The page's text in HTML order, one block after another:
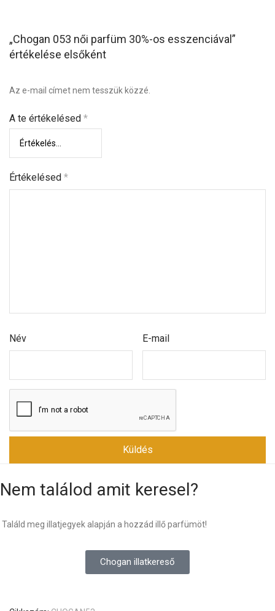
„Chogan 053 női parfüm 30%-os esszenciával”
értékelése elsőként
Az e-mail címet nem tesszük közzé.
A te értékelésed *
Értékelésed *
Név E-mail
Nem találod amit keresel?
Találd meg illatjegyek alapján a hozzád illő parfümöt!
Chogan illatkereső